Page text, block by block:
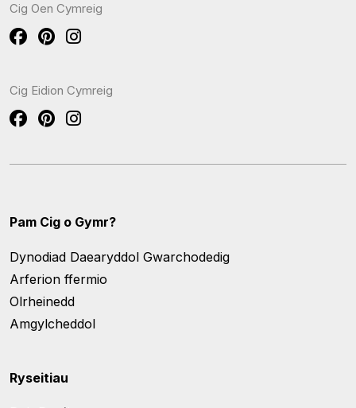
Cig Oen Cymreig
Cig Eidion Cymreig
Pam Cig o Gymr?
Dynodiad Daearyddol Gwarchodedig
Arferion ffermio
Olrheinedd
Amgylcheddol
Ryseitiau